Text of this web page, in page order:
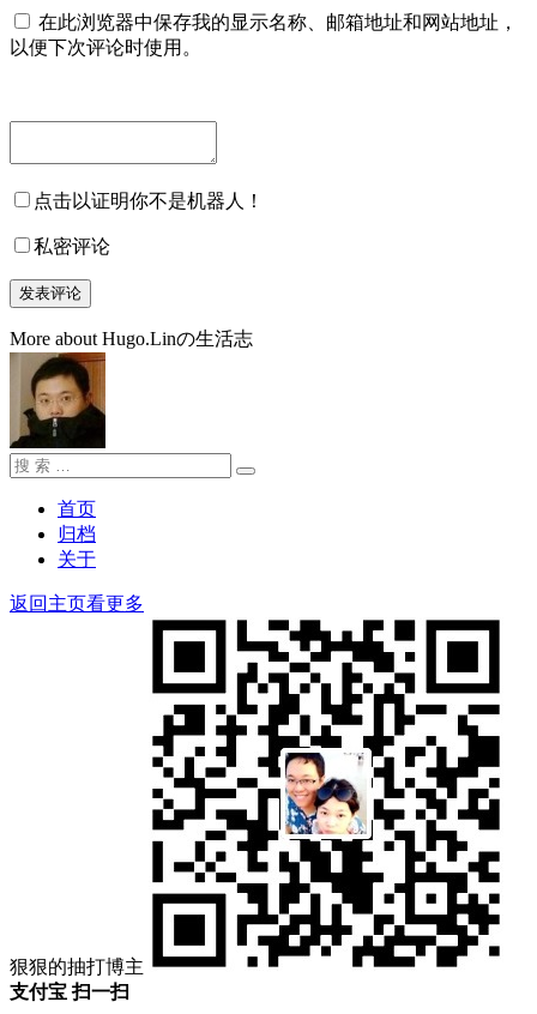
在此浏览器中保存我的显示名称、邮箱地址和网站地址，
以便下次评论时使用。
点击以证明你不是机器人！
私密评论
More about Hugo.Linの生活志
搜
搜
首页
归档
关于
返回主页看更多
狠狠的抽打博主
支付宝 扫一扫